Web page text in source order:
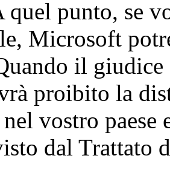
punto, se
Microsoft
il giudice
proibito la
vostro paese
dal Trattato